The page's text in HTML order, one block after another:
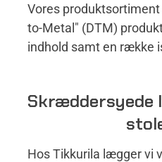
Vores
to-Metal" (DTM)
indhold samt en række
Skræddersyede
Hos Tikkurila lægger vi